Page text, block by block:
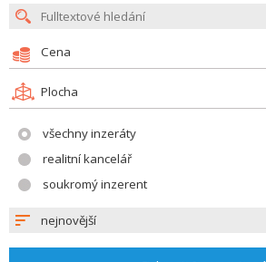
Cena
Plocha
všechny inzeráty
realitní kancelář
soukromý inzerent
nejnovější